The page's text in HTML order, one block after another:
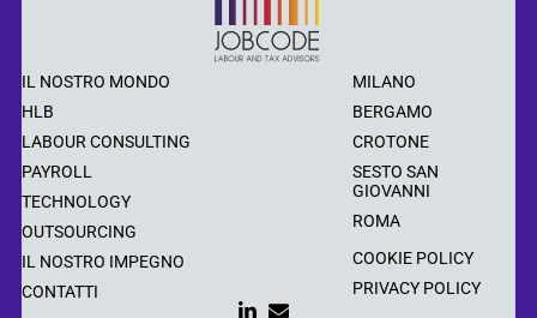
IL NOSTRO MONDO
HLB
LABOUR CONSULTING
PAYROLL
TECHNOLOGY
OUTSOURCING
IL NOSTRO IMPEGNO
CONTATTI
MILANO
BERGAMO
CROTONE
SESTO SAN
GIOVANNI
ROMA
COOKIE POLICY
PRIVACY POLICY